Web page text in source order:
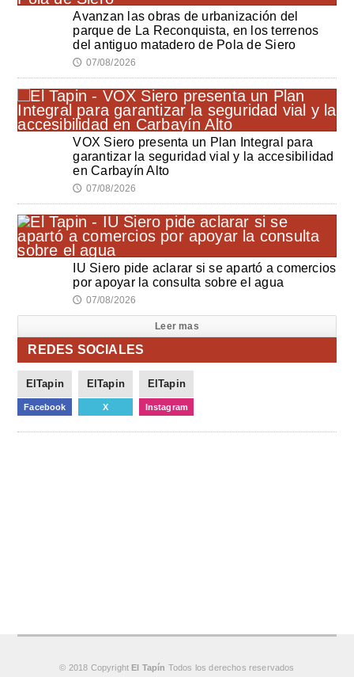
Avanzan las obras de urbanización del
parque de La Reconquista, en los terrenos
del antiguo matadero de Pola de Siero
🕔 07/08/2026
VOX Siero presenta un Plan Integral para
garantizar la seguridad vial y la accesibilidad
en Carbayín Alto
🕔 07/08/2026
IU Siero pide aclarar si se apartó a comercios
por apoyar la consulta sobre el agua
🕔 07/08/2026
Leer mas
REDES SOCIALES
ElTapin
Facebook
ElTapin
X
ElTapin
Instagram
© 2018 Copyright El Tapín Todos los derechos reservados